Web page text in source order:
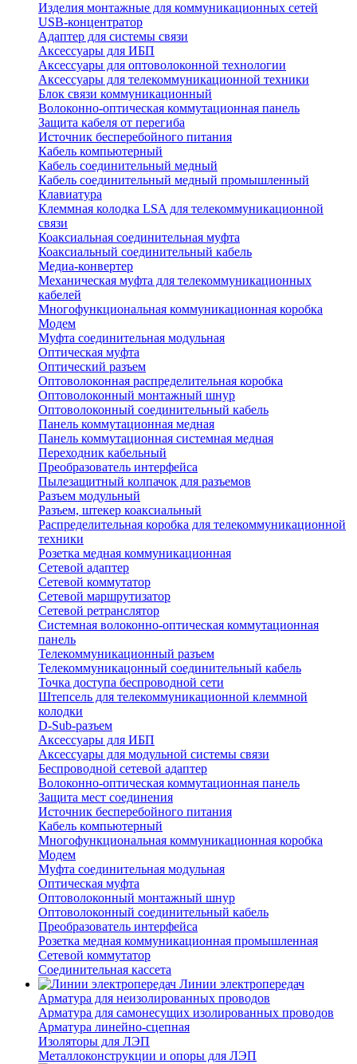
Изделия монтажные для коммуникационных сетей
USB-концентратор
Адаптер для системы связи
Аксессуары для ИБП
Аксессуары для оптоволоконной технологии
Аксессуары для телекоммуникационной техники
Блок связи коммуникационный
Волоконно-оптическая коммутационная панель
Защита кабеля от перегиба
Источник бесперебойного питания
Кабель компьютерный
Кабель соединительный медный
Кабель соединительный медный промышленный
Клавиатура
Клеммная колодка LSA для телекоммуникационной
связи
Коаксиальная соединительная муфта
Коаксиальный соединительный кабель
Медиа-конвертер
Механическая муфта для телекоммуникационных
кабелей
Многофункциональная коммуникационная коробка
Модем
Муфта соединительная модульная
Оптическая муфта
Оптический разъем
Оптоволоконная распределительная коробка
Оптоволоконный монтажный шнур
Оптоволоконный соединительный кабель
Панель коммутационная медная
Панель коммутационная системная медная
Переходник кабельный
Преобразователь интерфейса
Пылезащитный колпачок для разъемов
Разъем модульный
Разъем, штекер коаксиальный
Распределительная коробка для телекоммуникационной
техники
Розетка медная коммуникационная
Сетевой адаптер
Сетевой коммутатор
Сетевой маршрутизатор
Сетевой ретранслятор
Системная волоконно-оптическая коммутационная
панель
Телекоммуникационный разъем
Телекоммуникацонный соединительный кабель
Точка доступа беспроводной сети
Штепсель для телекоммуникационной клеммной
колодки
D-Sub-разъем
Аксессуары для ИБП
Аксессуары для модульной системы связи
Беспроводной сетевой адаптер
Волоконно-оптическая коммутационная панель
Защита мест соединения
Источник бесперебойного питания
Кабель компьютерный
Многофункциональная коммуникационная коробка
Модем
Муфта соединительная модульная
Оптическая муфта
Оптоволоконный монтажный шнур
Оптоволоконный соединительный кабель
Преобразователь интерфейса
Розетка медная коммуникационная промышленная
Сетевой коммутатор
Соединительная кассета
Линии электропередач
Арматура для неизолированных проводов
Арматура для самонесущих изолированных проводов
Арматура линейно-сцепная
Изоляторы для ЛЭП
Металлоконструкции и опоры для ЛЭП